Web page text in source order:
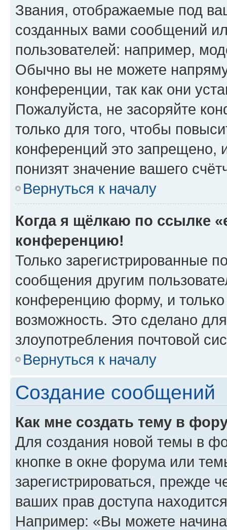
Звания, отображаемые под
созданных вами сообщений
пользователей: например,
Обычно вы не можете
конференции, так как они
Пожалуйста, не засоряйте
только для того, чтобы
конференций это запрещено,
понизят значение вашего
Вернуться к началу
Когда я щёлкаю по ссылке
конференцию!
Только зарегистрированные
сообщения другим
конференцию форму, и
возможность. Это сделано
злоупотребления почтовой
Вернуться к началу
Создание сообщений
Как мне создать тему в
Для создания новой темы в
кнопке в окне форума или
зарегистрироваться, прежде
ваших прав доступа
Например: «Вы можете